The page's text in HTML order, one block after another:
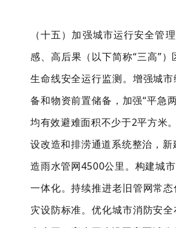
（十五）加强城市运行安全管
感、高后果（以下简称“三高”
生命线安全运行监测。增强城
备和物资前置储备，加强“平急
均有效避难面积不少于2平方米
设改造和排涝通道系统整治，
造雨水管网4500公里。构建城
一体化。持续推进老旧管网常
灾设防标准。优化城市消防安